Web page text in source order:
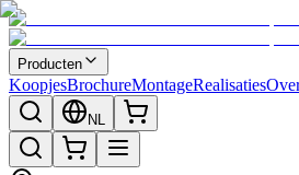
Producten
KoopjesBrochureMontageRealisaties
NL